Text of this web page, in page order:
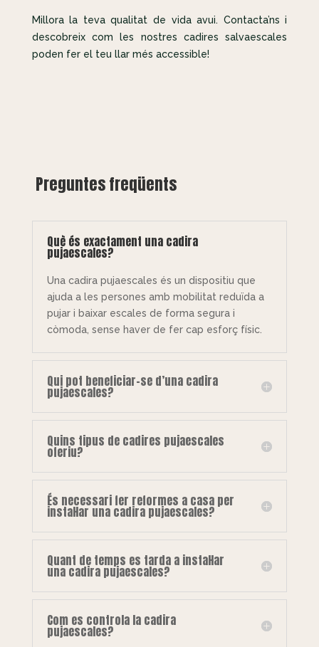
Millora la teva qualitat de vida avui. Contacta’ns i
descobreix com les nostres cadires salvaescales
poden fer el teu llar més accessible!
Preguntes freqüents
Què és exactament una cadira
pujaescales?
Una cadira pujaescales és un dispositiu que
ajuda a les persones amb mobilitat reduïda a
pujar i baixar escales de forma segura i
còmoda, sense haver de fer cap esforç físic.
Qui pot beneficiar-se d’una cadira
pujaescales?
Quins tipus de cadires pujaescales
oferiu?
És necessari fer reformes a casa per
instal·lar una cadira pujaescales?
Quant de temps es tarda a instal·lar
una cadira pujaescales?
Com es controla la cadira
pujaescales?